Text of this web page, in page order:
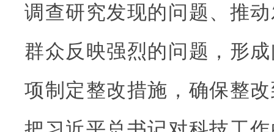
调查研究发现的问题、推
群众反映强烈的问题，形
项制定整改措施，确保整